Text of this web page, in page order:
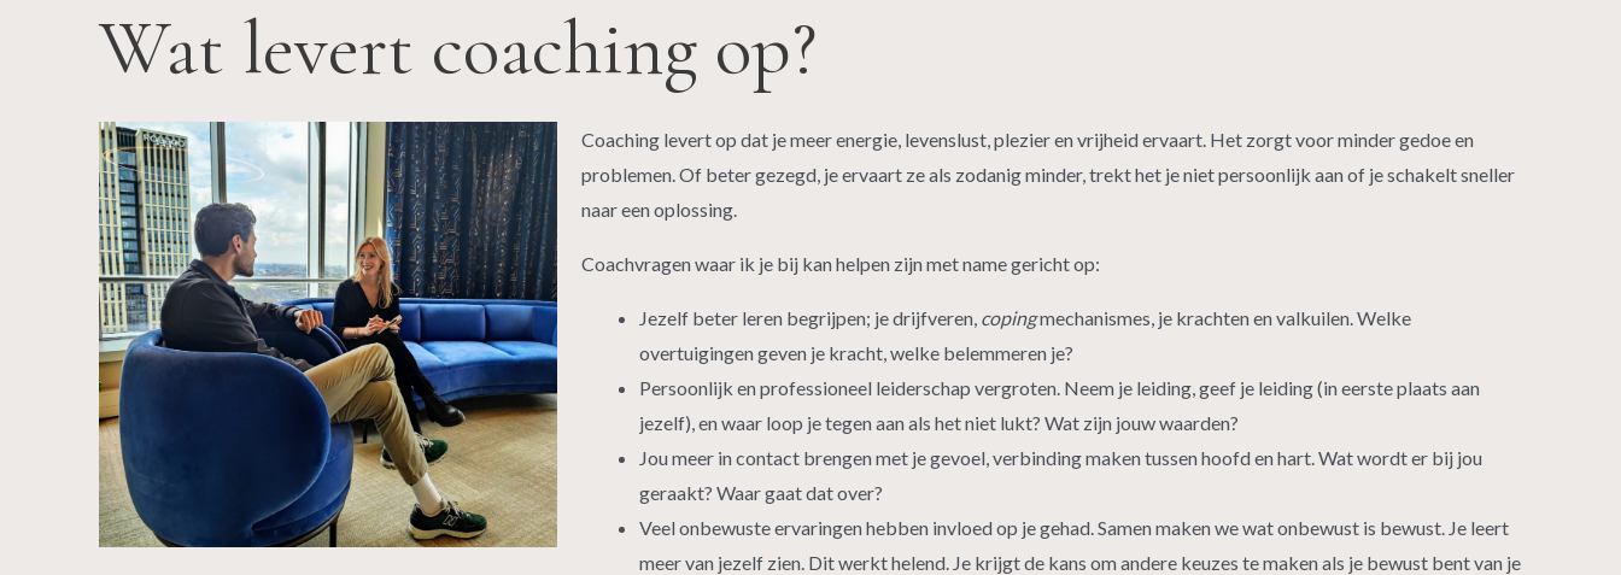
Wat levert coaching op?
Coaching levert op dat je meer energie, levenslust, plezier en vrijheid ervaart. Het zorgt voor minder gedoe en
problemen. Of beter gezegd, je ervaart ze als zodanig minder, trekt het je niet persoonlijk aan of je schakelt sneller
naar een oplossing.
Coachvragen waar ik je bij kan helpen zijn met name gericht op:
Jezelf beter leren begrijpen; je drijfveren, copingmechanismes, je krachten en valkuilen. Welke
overtuigingen geven je kracht, welke belemmeren je?
Persoonlijk en professioneel leiderschap vergroten. Neem je leiding, geef je leiding (in eerste plaats aan
jezelf), en waar loop je tegen aan als het niet lukt? Wat zijn jouw waarden?
Jou meer in contact brengen met je gevoel, verbinding maken tussen hoofd en hart. Wat wordt er bij jou
geraakt? Waar gaat dat over?
Veel onbewuste ervaringen hebben invloed op je gehad. Samen maken we wat onbewust is bewust. Je leert
meer van jezelf zien. Dit werkt helend. Je krijgt de kans om andere keuzes te maken als je bewust bent van je